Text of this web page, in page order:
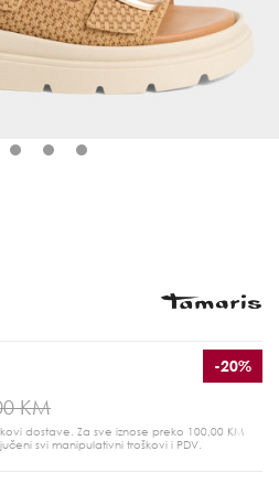
KM
-20%
dostave. Za sve iznose preko 100,00 KM
svi manipulativni troškovi i PDV.